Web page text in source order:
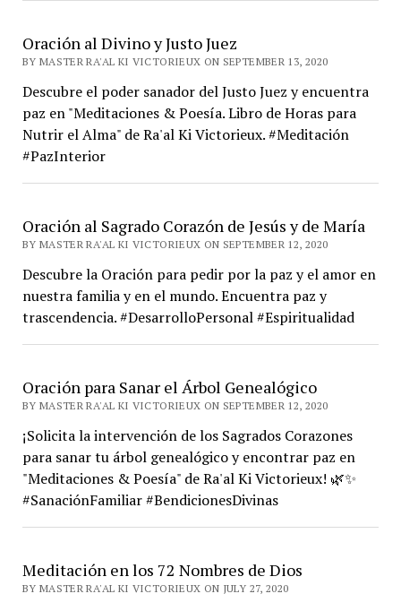
Oración al Divino y Justo Juez
BY MASTER RA'AL KI VICTORIEUX ON SEPTEMBER 13, 2020
Descubre el poder sanador del Justo Juez y encuentra
paz en "Meditaciones & Poesía. Libro de Horas para
Nutrir el Alma" de Ra'al Ki Victorieux. #Meditación
#PazInterior
Oración al Sagrado Corazón de Jesús y de María
BY MASTER RA'AL KI VICTORIEUX ON SEPTEMBER 12, 2020
Descubre la Oración para pedir por la paz y el amor en
nuestra familia y en el mundo. Encuentra paz y
trascendencia. #DesarrolloPersonal #Espiritualidad
Oración para Sanar el Árbol Genealógico
BY MASTER RA'AL KI VICTORIEUX ON SEPTEMBER 12, 2020
¡Solicita la intervención de los Sagrados Corazones
para sanar tu árbol genealógico y encontrar paz en
"Meditaciones & Poesía" de Ra'al Ki Victorieux! 🌿✨
#SanaciónFamiliar #BendicionesDivinas
Meditación en los 72 Nombres de Dios
BY MASTER RA'AL KI VICTORIEUX ON JULY 27, 2020